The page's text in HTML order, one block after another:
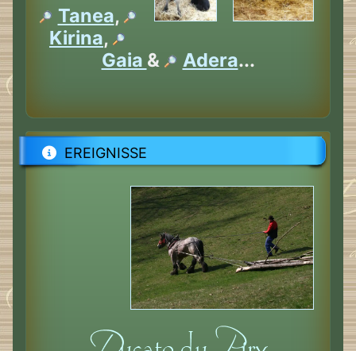
Tanea,
Kirina,
Gaia & Adera...
EREIGNISSE